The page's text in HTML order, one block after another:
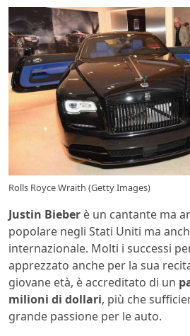
Rolls Royce Wraith (Getty Images)
Justin Bieber è un cantante ma
popolare negli Stati Uniti ma
internazionale. Molti i successi
apprezzato anche per la sua
giovane età, è accreditato di un
milioni di dollari, più che
grande passione per le auto.